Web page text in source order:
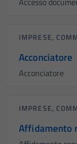
IMPRESE,
Acconciatore
Acconciatore
IMPRESE,
Affidamento